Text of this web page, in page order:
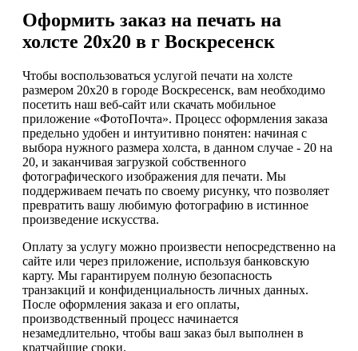
Оформить заказ на печать на
холсте 20х20 в г Воскресенск
Чтобы воспользоваться услугой печати на холсте
размером 20х20 в городе Воскресенск, вам необходимо
посетить наш веб-сайт или скачать мобильное
приложение «ФотоПочта». Процесс оформления заказа
предельно удобен и интуитивно понятен: начиная с
выбора нужного размера холста, в данном случае - 20 на
20, и заканчивая загрузкой собственного
фотографического изображения для печати. Мы
поддерживаем печать по своему рисунку, что позволяет
превратить вашу любимую фотографию в истинное
произведение искусства.
Оплату за услугу можно произвести непосредственно на
сайте или через приложение, используя банковскую
карту. Мы гарантируем полную безопасность
транзакций и конфиденциальность личных данных.
После оформления заказа и его оплаты,
производственный процесс начинается
незамедлительно, чтобы ваш заказ был выполнен в
кратчайшие сроки.